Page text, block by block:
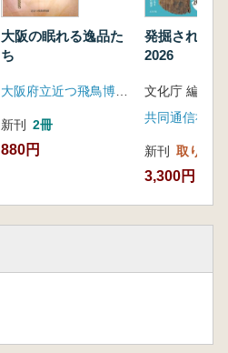
大阪の眠れる逸品た
ち
大阪府立近つ飛鳥博物館
新刊 2冊
880円
発掘された
2026
文化庁 編集
共同通信社
新刊 取り寄せ
3,300円